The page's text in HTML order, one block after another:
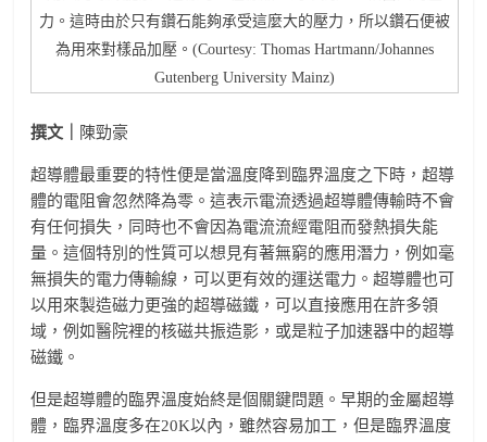
力。這時由於只有鑽石能夠承受這麼大的壓力，所以鑽石便被
為用來對樣品加壓。(Courtesy: Thomas Hartmann/Johannes
Gutenberg University Mainz)
撰文｜ 陳勁豪
超導體最重要的特性便是當溫度降到臨界溫度之下時，超導
體的電阻會忽然降為零。這表示電流透過超導體傳輸時不會
有任何損失，同時也不會因為電流流經電阻而發熱損失能
量。這個特別的性質可以想見有著無窮的應用潛力，例如毫
無損失的電力傳輸線，可以更有效的運送電力。超導體也可
以用來製造磁力更強的超導磁鐵，可以直接應用在許多領
域，例如醫院裡的核磁共振造影，或是粒子加速器中的超導
磁鐵。
但是超導體的臨界溫度始終是個關鍵問題。早期的金屬超導
體，臨界溫度多在20K以內，雖然容易加工，但是臨界溫度